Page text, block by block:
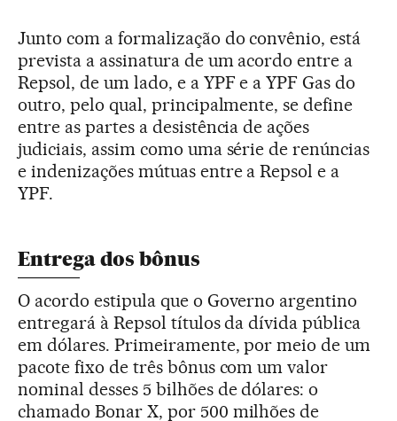
Junto com a formalização do convênio, está
prevista a assinatura de um acordo entre a
Repsol, de um lado, e a YPF e a YPF Gas do
outro, pelo qual, principalmente, se define
entre as partes a desistência de ações
judiciais, assim como uma série de renúncias
e indenizações mútuas entre a Repsol e a
YPF.
Entrega dos bônus
O acordo estipula que o Governo argentino
entregará à Repsol títulos da dívida pública
em dólares. Primeiramente, por meio de um
pacote fixo de três bônus com um valor
nominal desses 5 bilhões de dólares: o
chamado Bonar X, por 500 milhões de